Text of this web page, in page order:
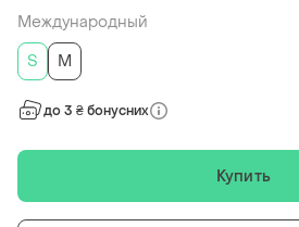
Международный
S
M
до 3 ₴ бонусних
Купить